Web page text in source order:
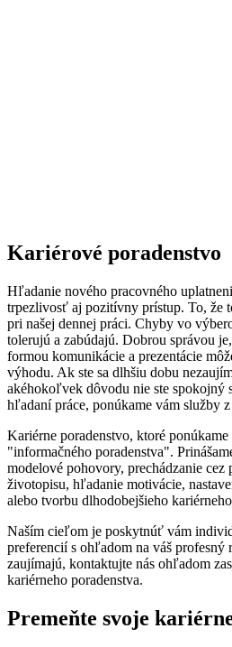
Kariérové poradenstvo
Hľadanie nového pracovného
trpezlivosť aj pozitívny prístup. To, že
pri našej dennej práci. Chyby vo
tolerujú a zabúdajú. Dobrou správou
formou komunikácie a prezentácie
výhodu. Ak ste sa dlhšiu dobu
akéhokoľvek dôvodu nie ste spokojný
hľadaní práce, ponúkame vám služby
Kariérne poradenstvo, ktoré ponúkame
"informačného poradenstva".
modelové pohovory, prechádzanie cez
životopisu, hľadanie motivácie,
alebo tvorbu dlhodobejšieho
Naším cieľom je poskytnúť vám
preferencií s ohľadom na váš profesný
zaujímajú, kontaktujte nás ohľadom
kariérneho poradenstva.
Premeňte svoje